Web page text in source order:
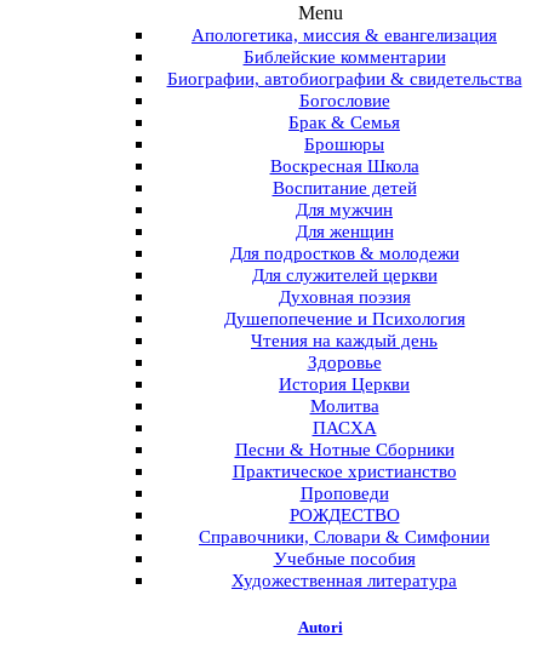
Menu
Апологетика, миссия & евангелизация
Библейские комментарии
Биографии, автобиографии & свидетельства
Богословие
Брак & Семья
Брошюры
Воскресная Школа
Воспитание детей
Для мужчин
Для женщин
Для подростков & молодежи
Для служителей церкви
Духовная поэзия
Душепопечение и Психология
Чтения на каждый день
Здоровье
История Церкви
Молитва
ПАСХА
Песни & Нотные Сборники
Практическое христианство
Проповеди
РОЖДЕСТВО
Справочники, Словари & Симфонии
Учебные пособия
Художественная литература
Autori